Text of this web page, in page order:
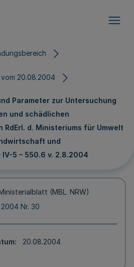
vom 20.08.2004
Parameter zur Untersuchung
und schädlichen
RdErl. d. Ministeriums für Umwelt
und
5 – 550.6 v. 2.8.2004
(MBL. NRW)
2004 Nr. 30
20.08.2004